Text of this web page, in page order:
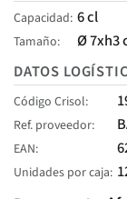
Capacidad 6 cl
Tamaño
Ø 7xh3
DATOS
Código Crisol
Ref. proveedor
EAN
Unidades por caja